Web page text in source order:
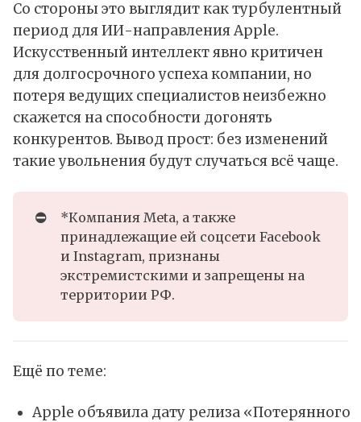
Со стороны это выглядит как турбулентный
период для ИИ-направления Apple.
Искусственный интеллект явно критичен
для долгосрочного успеха компании, но
потеря ведущих специалистов неизбежно
скажется на способности догонять
конкурентов. Вывод прост: без изменений
такие увольнения будут случаться всё чаще.
⛔
*Компания Meta, а также
принадлежащие ей соцсети Facebook
и Instagram, признаны
экстремистскими и запрещены на
территории РФ.
Ещё по теме:
Apple объявила дату релиза «Потерянного